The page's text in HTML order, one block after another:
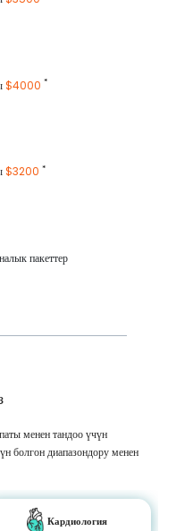
$4000 *
$3200 *
пакеттер
менен тандоо үчүн
болгон диапазондору менен
Кардиология